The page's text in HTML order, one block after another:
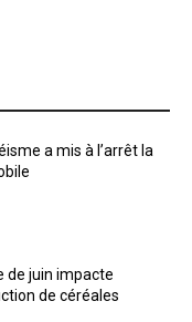
a mis à l’arrêt la
de juin impacte
de céréales